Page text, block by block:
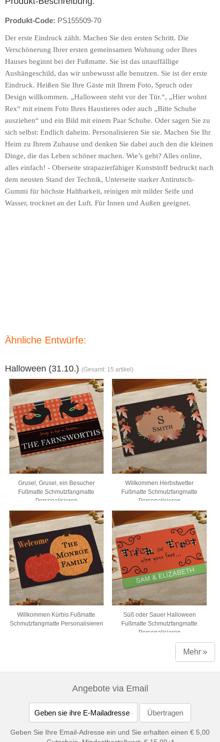
Produkt-Code: PS155509-70
Der erste Eindruck zählt. Machen Sie den ersten Schritt. Die
Verschönerung Ihrer ersten gemeinsamen Wohnung oder Ihres
Hauses beginnt bei der Fußmatte. Sie ist das unauffällige
Aushängeschild, das wir unbewusst alle benutzen. Sie ist der erste
Eindruck. Heißen Sie Ihre Gäste mit Ihrem Foto, Spruch oder
Design willkommen. „Halloween steht vor der Tür.“, „Hier wohnt
Rex“ mit einem Foto Ihres Haustieres oder auch „Bitte Schuhe
ausziehen“ und ein Bild mit einem Paar Schuhe. Oder sagen Sie zu
sich selbst: Endlich daheim. Personalisieren Sie sie. Machen Sie Ihr
Heim zu Ihrem Zuhause und denken Sie dabei auch den die kleinen
Dinge, die das Leben schöner machen. Wie’s geht? Alles online,
alles einfach! - Oberseite strapazierfähiger Kunststoff bedruckt nach
dem neusten Stand der Technik, Unterseite starker Antirutsch-
Gummi für höchste Haltbarkeit, reinigen mit milder Seife und
Wasser, trocknet an der Luft. Für Innen und Außen geeignet.
Ähnliche Entwürfe:
Halloween (31.10.) (Gesamt: 15 artikel)
Grusel, Grusel, ein Besucher
Fußmatte Schmutzfangmatte
Personalisieren
Willkommen Herbstwetter
Fußmatte Schmutzfangmatte
Personalisieren
Willkommen Kürbis Fußmatte
Schmutzfangmatte Personalisieren
Süß oder Sauer Halloween
Fußmatte Schmutzfangmatte
Personalisieren
Mehr »
Angebote via Email
Geben Sie Ihre Email-Adresse ein und Sie erhalten einen € 5,00